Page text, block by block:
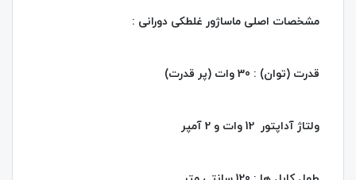
مشخصات اصلی ماساژور غلطکی دورانی :
قدرت (توان) : 30 وات (پر قدرت)
ولتاژ آداپتور 12 وات و 2 آمپر